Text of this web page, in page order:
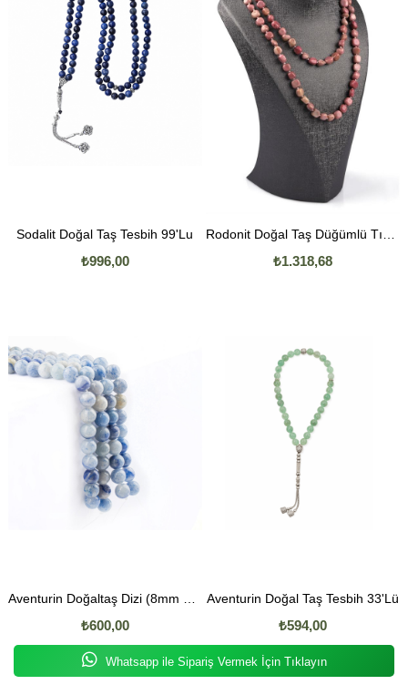
Sodalit Doğal Taş Tesbih 99'Lu
₺996,00
Rodonit Doğal Taş Düğümlü Tımbıl Kolye
₺1.318,68
₺600,00
Aventurin Doğal Taş Tesbih 33'Lü
₺594,00
Whatsapp ile Sipariş Vermek İçin Tıklayın